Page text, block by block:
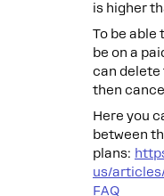
is higher
To be able
be on a
can delete
then
Here you
between
plans:
us/
FAQ